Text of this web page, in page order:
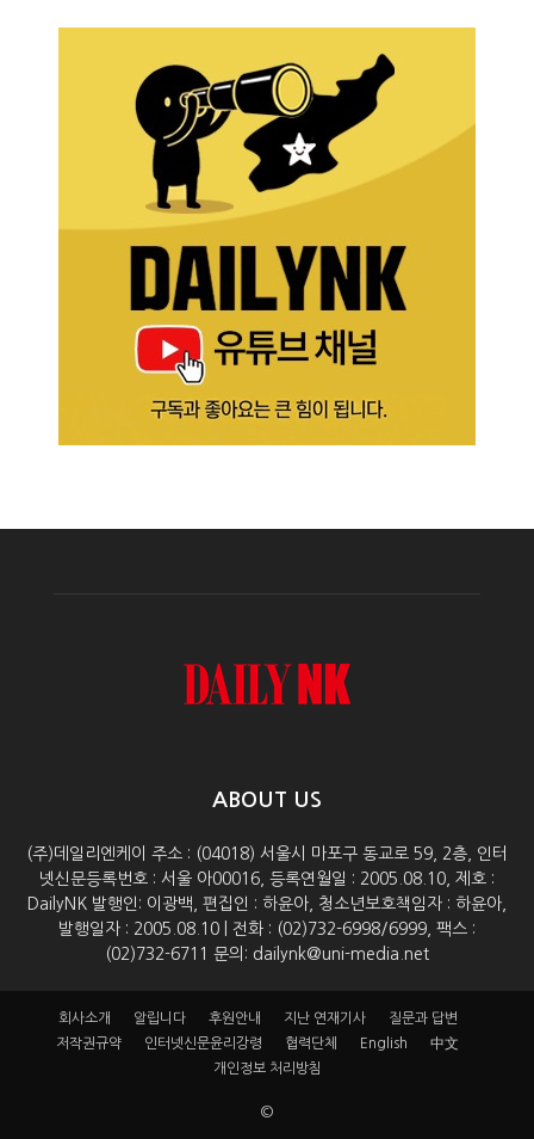
ABOUT US
(주)데일리엔케이 주소 : (04018) 서울시 마포구 동교로 59, 2층, 인터
넷신문등록번호 : 서울 아00016, 등록연월일 : 2005.08.10, 제호 :
DailyNK 발행인: 이광백, 편집인 : 하윤아, 청소년보호책임자 : 하윤아,
발행일자 : 2005.08.10 | 전화 : (02)732-6998/6999, 팩스 :
(02)732-6711 문의: dailynk@uni-media.net
회사소개 알립니다 후원안내 지난 연재기사
질문과 답변
저작권규약
인터넷신문윤리강령 협력단체 English
中文
개인정보 처리방침
©